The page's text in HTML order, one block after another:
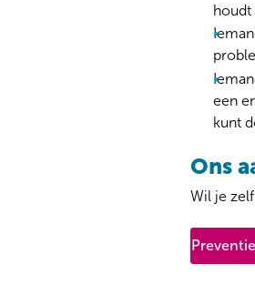
houdt
een
kunt
Ons
Wil je